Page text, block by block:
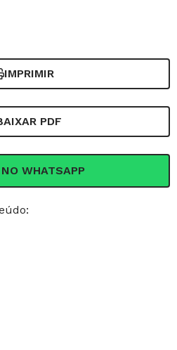
IMPRIMIR
PDF
WHATSAPP